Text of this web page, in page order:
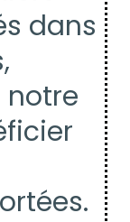
dans